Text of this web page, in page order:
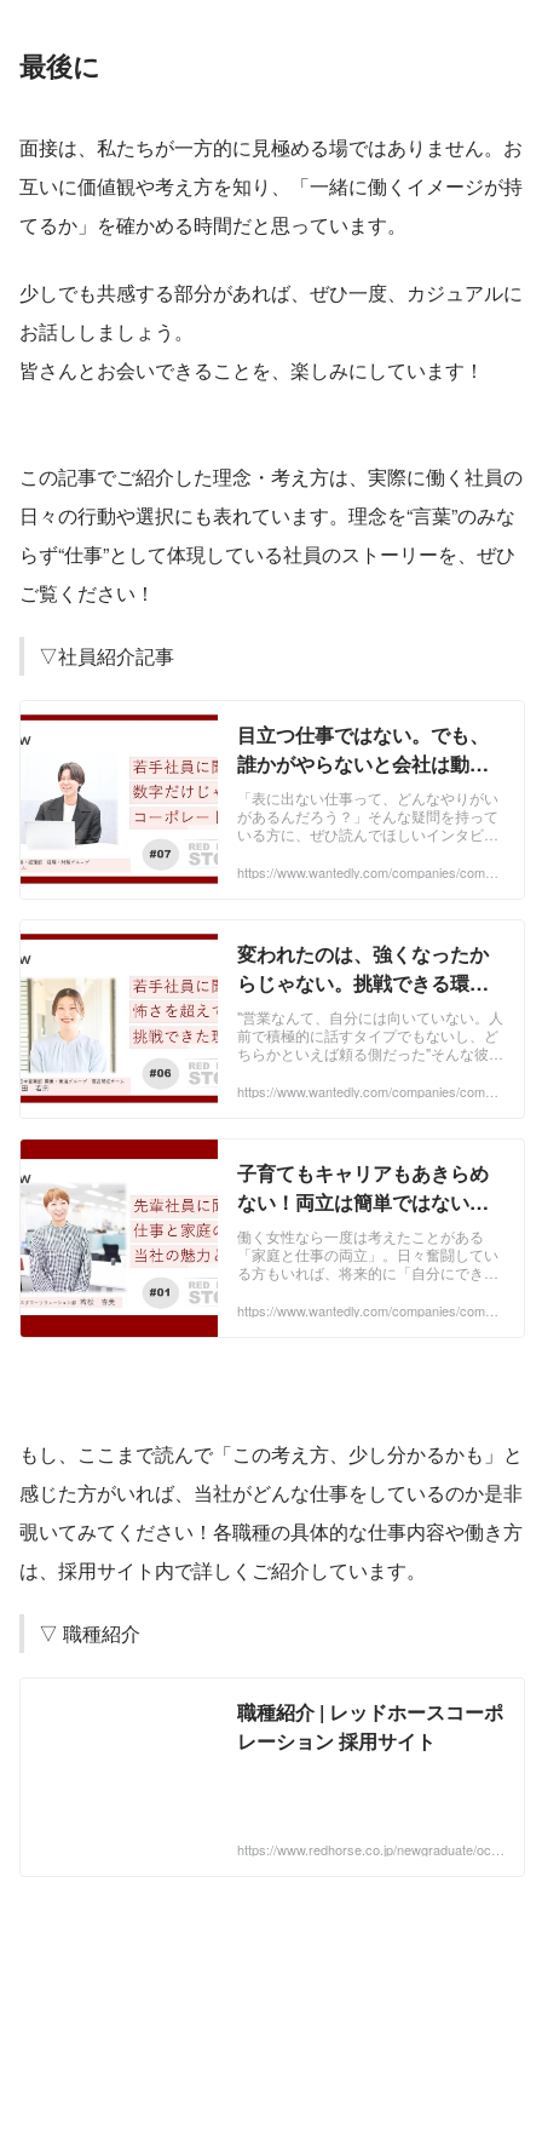
最後に
面接は、私たちが一方的に見極める場ではありません。お
互いに価値観や考え方を知り、「一緒に働くイメージが持
てるか」を確かめる時間だと思っています。
少しでも共感する部分があれば、ぜひ一度、カジュアルに
お話ししましょう。
皆さんとお会いできることを、楽しみにしています！
この記事でご紹介した理念・考え方は、実際に働く社員の
日々の行動や選択にも表れています。理念を“言葉”のみな
らず“仕事”として体現している社員のストーリーを、ぜひ
ご覧ください！
▽社員紹介記事
目立つ仕事ではない。でも、
誰かがやらないと会社は動か
ない。コーポレートとして向
き合った"やり切る力"｜財
務・経理部【Interview#07】 |
レッドホースコーポレーショ
「表に出ない仕事って、どんなやりがい
があるんだろう？」そんな疑問を持って
いる方に、ぜひ読んでほしいインタビュ
レート部門で働く中途入社1年目の社
https://www.wantedly.com/companies/compa
変われたのは、強くなったか
らじゃない。挑戦できる環境
がくれたもの｜｜東日本営業
部【Interview#06】 | レッドホ
ースコーポレーション株式会
社
"営業なんて、自分には向いていない。人
前で積極的に話すタイプでもないし、ど
ちらかといえば頼る側だった"そんな彼女
手を挙げるまでに変わったのには当社の
https://www.wantedly.com/companies/compa
子育てもキャリアもあきらめ
ない！両立は簡単ではないけ
れど無理じゃない｜カスタマ
ーソリューション部
【Interview#01】 | 社員インタ
ビュー
働く女性なら一度は考えたことがある
「家庭と仕事の両立」。日々奮闘してい
る方もいれば、将来的に「自分にできる
のではないでしょうか。当社には、リモ
https://www.wantedly.com/companies/compa
もし、ここまで読んで「この考え方、少し分かるかも」と
感じた方がいれば、当社がどんな仕事をしているのか是非
覗いてみてください！各職種の具体的な仕事内容や働き方
は、採用サイト内で詳しくご紹介しています。
▽ 職種紹介
職種紹介 | レッドホースコーポ
レーション 採用サイト
https://www.redhorse.co.jp/newgraduate/occ